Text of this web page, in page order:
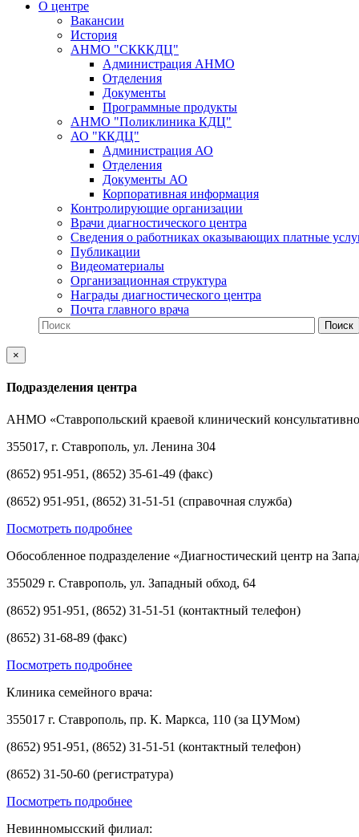
О центре
Вакансии
История
АНМО "СКККДЦ"
Администрация АНМО
Отделения
Документы
Программные продукты
АНМО "Поликлиника КДЦ"
АО "ККДЦ"
Администрация АО
Отделения
Документы АО
Корпоративная информация
Контролирующие организации
Врачи диагностического центра
Сведения о работниках оказывающих платные
Публикации
Видеоматериалы
Организационная структура
Награды диагностического центра
Почта главного врача
×
Подразделения центра
АНМО «Ставропольский краевой клинический
355017, г. Ставрополь, ул. Ленина 304
(8652) 951-951, (8652) 35-61-49 (факс)
(8652) 951-951, (8652) 31-51-51 (справочная служба)
Посмотреть подробнее
Обособленное подразделение «Диагностический центр на
355029 г. Ставрополь, ул. Западный обход, 64
(8652) 951-951, (8652) 31-51-51 (контактный телефон)
(8652) 31-68-89 (факс)
Посмотреть подробнее
Клиника семейного врача:
355017 г. Ставрополь, пр. К. Маркса, 110 (за ЦУМом)
(8652) 951-951, (8652) 31-51-51 (контактный телефон)
(8652) 31-50-60 (регистратура)
Посмотреть подробнее
Невинномысский филиал: